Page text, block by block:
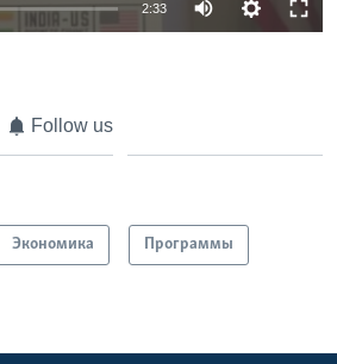
2:33
Follow us
Экономика Программы